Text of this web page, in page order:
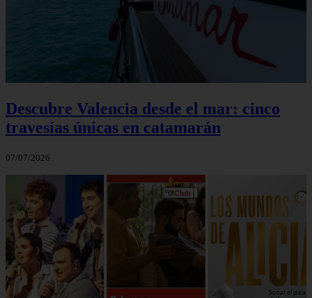
Descubre Valencia desde el mar: cinco
travesías únicas en catamarán
07/07/2026